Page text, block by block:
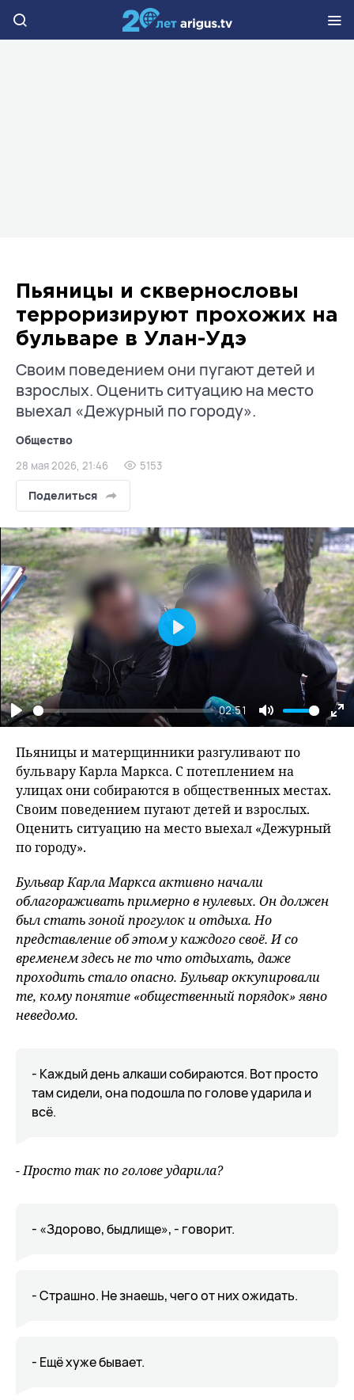
Пьяницы и сквернословы
терроризируют прохожих на
бульваре в Улан-Удэ
Своим поведением они пугают детей и
взрослых. Оценить ситуацию на место
выехал «Дежурный по городу».
Общество
28 мая 2026, 21:46 5153
Поделиться
Play
02:51
Mute
Play
Пьяницы и матерщинники разгуливают по
бульвару Карла Маркса. С потеплением на
улицах они собираются в общественных местах.
Своим поведением пугают детей и взрослых.
Оценить ситуацию на место выехал «Дежурный
по городу».
Бульвар Карла Маркса активно начали
облагораживать примерно в нулевых. Он должен
был стать зоной прогулок и отдыха. Но
представление об этом у каждого своё. И со
временем здесь не то что отдыхать, даже
проходить стало опасно. Бульвар оккупировали
те, кому понятие «общественный порядок» явно
неведомо.
- Каждый день алкаши собираются. Вот просто
там сидели, она подошла по голове ударила и
всё.
- Просто так по голове ударила?
- «Здорово, быдлище», - говорит.
- Страшно. Не знаешь, чего от них ожидать.
- Ещё хуже бывает.